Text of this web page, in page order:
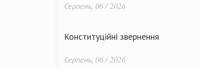
Серпень, 06 / 2026
Конституційні звернення
Серпень, 06 / 2026